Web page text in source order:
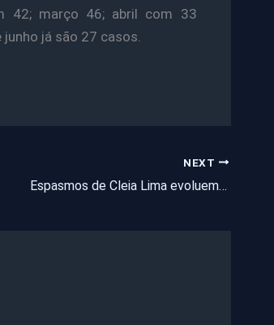
42; março 46; abril com 33
já são 27 casos.
NEXT
Espasmos de Cleia Lima evoluem e atacam outros membros do corpo